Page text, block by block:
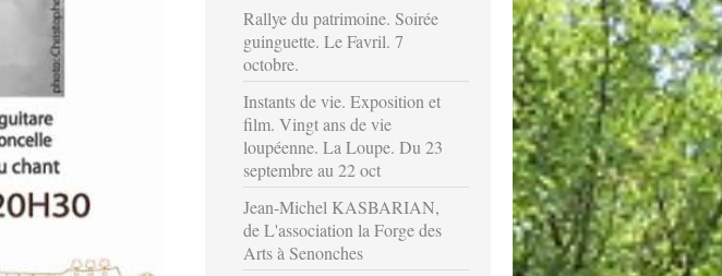
Rallye du patrimoine. Soirée
guinguette. Le Favril. 7
octobre.
Instants de vie. Exposition et
film. Vingt ans de vie
loupéenne. La Loupe. Du 23
septembre au 22 oct
Jean-Michel KASBARIAN,
de L'association la Forge des
Arts à Senonches